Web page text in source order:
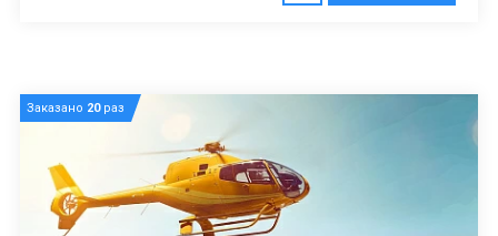
Заказано 20раз